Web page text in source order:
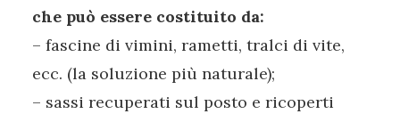
che può essere costituito da:
– fascine di vimini, rametti, tralci di vite,
ecc. (la soluzione più naturale);
– sassi recuperati sul posto e ricoperti